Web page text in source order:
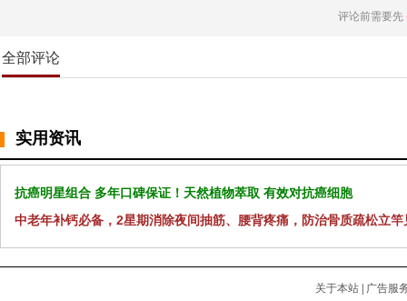
评论前需要先
全部评论
实用资讯
抗癌明星组合 多年口碑保证！天然植物萃取 有效对抗癌细胞
中老年补钙必备，2星期消除夜间抽筋、腰背疼痛，防治骨质疏松立竿
关于本站
广告服